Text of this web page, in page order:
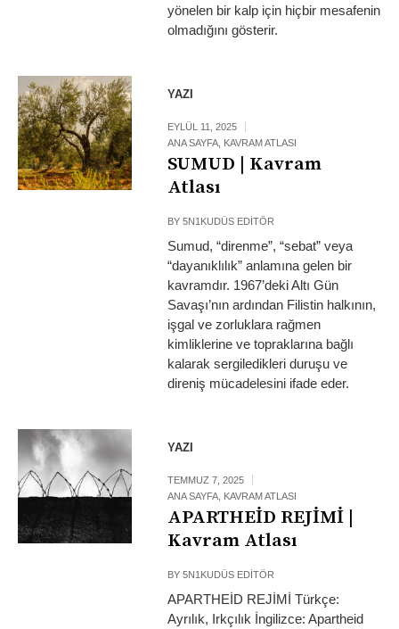
yönelen bir kalp için hiçbir mesafenin
olmadığını gösterir.
YAZI
EYLÜL 11, 2025
ANA SAYFA KAVRAM ATLASI
SUMUD | Kavram
Atlası
BY5N1KUDÜS EDITÖR
Sumud, “direnme”, “sebat” veya
“dayanıklılık” anlamına gelen bir
kavramdır. 1967’deki Altı Gün
Savaşı’nın ardından Filistin halkının,
işgal ve zorluklara rağmen
kimliklerine ve topraklarına bağlı
kalarak sergiledikleri duruşu ve
direniş mücadelesini ifade eder.
YAZI
TEMMUZ 7, 2025
ANA SAYFA KAVRAM ATLASI
APARTHEİD REJİMİ |
Kavram Atlası
BY5N1KUDÜS EDITÖR
APARTHEİD REJİMİ Türkçe:
Ayrılık, Irkçılık İngilizce: Apartheid